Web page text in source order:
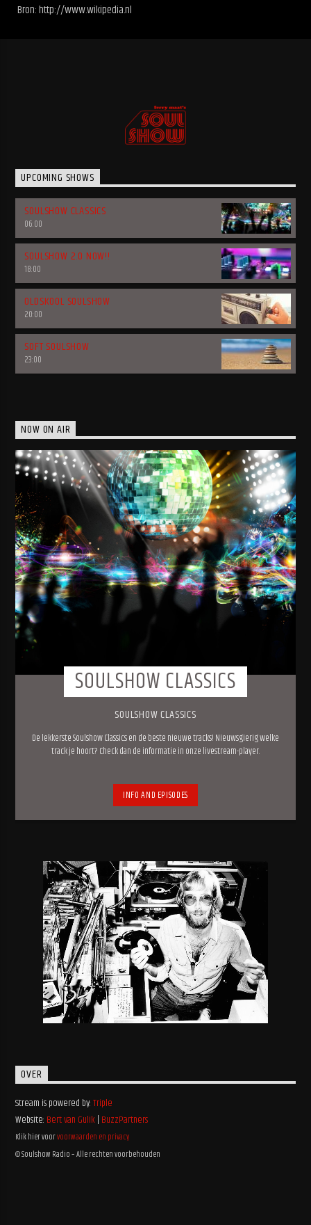
Bron: http://www.wikipedia.nl
UPCOMING SHOWS
SOULSHOW CLASSICS
06:00
SOULSHOW 2.0 NOW!!
18:00
OLDSKOOL SOULSHOW
20:00
SOFT SOULSHOW
23:00
NOW ON AIR
SOULSHOW CLASSICS
SOULSHOW CLASSICS
De lekkerste Soulshow Classics en de beste nieuwe tracks! Nieuwsgierig welke
track je hoort? Check dan de informatie in onze livestream-player.
INFO AND EPISODES
OVER
Stream is powered by:Triple
Website: Bert van Gulik| BuzzPartners
Klik hier voorvoorwaarden en privacy
© Soulshow Radio – Alle rechten voorbehouden